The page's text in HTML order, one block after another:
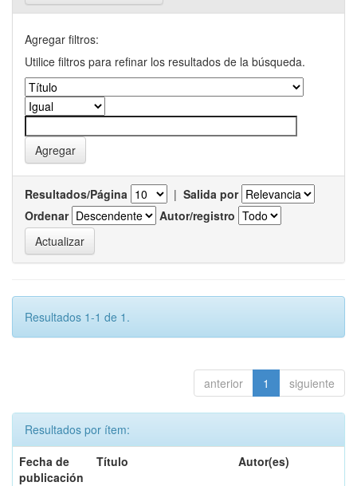
Agregar filtros:
Utilice filtros para refinar los resultados de la búsqueda.
Resultados/Página | Salida por
Ordenar
Autor/registro
Resultados 1-1 de 1.
anterior 1 siguiente
Resultados por ítem:
Fecha de
publicación
Título Autor(es)